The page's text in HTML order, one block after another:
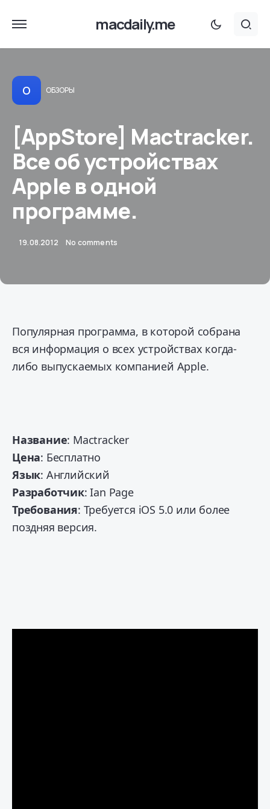
macdaily.me
О ОБЗОРЫ
[AppStore] Mactracker.
Все об устройствах
Apple в одной
программе.
19.08.2012 No comments
Популярная программа, в которой собрана
вся информация о всех устройствах когда-
либо выпускаемых компанией Apple.
Название: Mactracker
Цена: Бесплатно
Язык: Английский
Разработчик: Ian Page
Требования: Требуется iOS 5.0 или более
поздняя версия.